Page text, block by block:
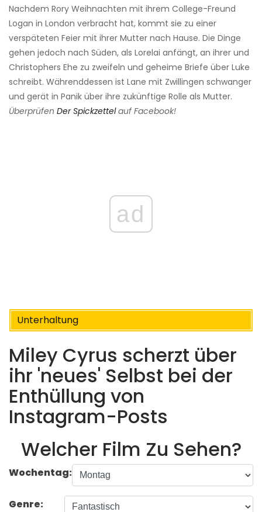
Nachdem Rory Weihnachten mit ihrem College-Freund
Logan in London verbracht hat, kommt sie zu einer
verspäteten Feier mit ihrer Mutter nach Hause. Die Dinge
gehen jedoch nach Süden, als Lorelai anfängt, an ihrer und
Christophers Ehe zu zweifeln und geheime Briefe über Luke
schreibt. Währenddessen ist Lane mit Zwillingen schwanger
und gerät in Panik über ihre zukünftige Rolle als Mutter.
Überprüfen Der Spickzettelauf Facebook!
ad
Unterhaltung
Miley Cyrus scherzt über
ihr 'neues' Selbst bei der
Enthüllung von
Instagram-Posts
Welcher Film Zu Sehen?
Wochentag:
Genre: